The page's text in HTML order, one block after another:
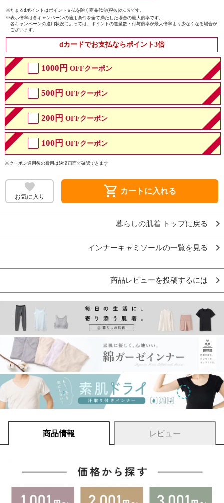
※たまるdポイントはポイント支払を除く商品代金(税抜)の1％です。
※表示倍率は各キャンペーンの適用条件を全て満たした場合の最大倍率です。
各キャンペーンの適用状況によっては、ポイントの進呈数・付与倍率が最大倍率より少なくなる場合が
ございます。
dカードでお支払ならポイント3倍
1000円 OFFクーポン
500円 OFFクーポン
200円 OFFクーポン
100円 OFFクーポン
※クーポン適用後の費用は決済画面で確認できます
お気に入り shopping_cart カートに入れる
暮らしの肌着 トップに戻る
インナーキャミソールの一覧を見る
商品レビューを投稿するには
商品情報 レビュー